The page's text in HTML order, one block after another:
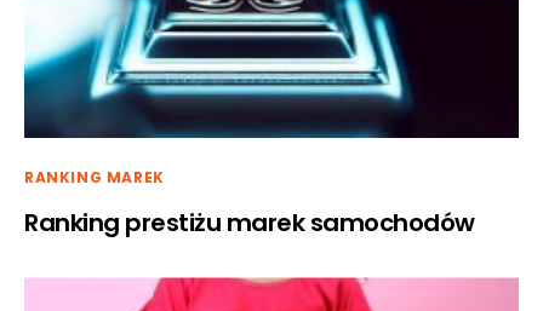
RANKING MAREK
Ranking prestiżu marek samochodów